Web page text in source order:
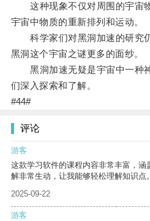
这种现象不仅对周围的宇宙
宇宙中物质的重新排列和运动。
科学家们对黑洞加速的研究
黑洞这个宇宙之谜更多的面纱。
黑洞加速无疑是宇宙中一种
们深入探索和了解。
#44#
评论
游客
这款学习软件的课程内容非常丰富，
解非常生动，让我能够轻松理解知识点。
2025-09-22
游客